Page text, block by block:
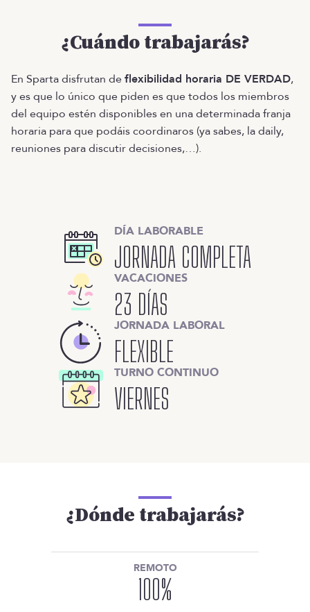
¿Cuándo trabajarás?
En Sparta disfrutan deflexibilidad horaria DE VERDAD,
y es que lo único que piden es que todos los miembros
del equipo estén disponibles en una determinada franja
horaria para que podáis coordinaros (ya sabes, la daily,
reuniones para discutir decisiones,…).
DÍA LABORABLE
JORNADA COMPLETA
VACACIONES
23 DÍAS
JORNADA LABORAL
FLEXIBLE
TURNO CONTINUO
VIERNES
¿Dónde trabajarás?
REMOTO
100%